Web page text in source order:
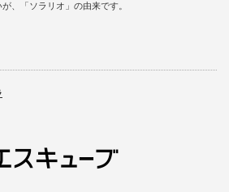
、「ソラリオ」の由来です。